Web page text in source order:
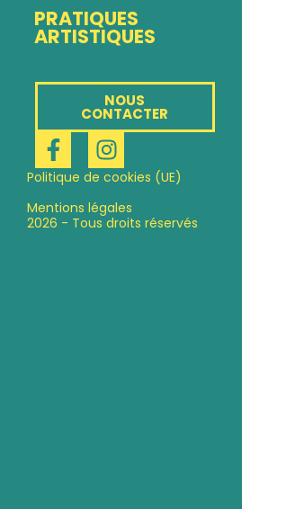
PRATIQUES
ARTISTIQUES
NOUS
CONTACTER
Politique de cookies (UE)
Mentions légales
2026 - Tous droits réservés